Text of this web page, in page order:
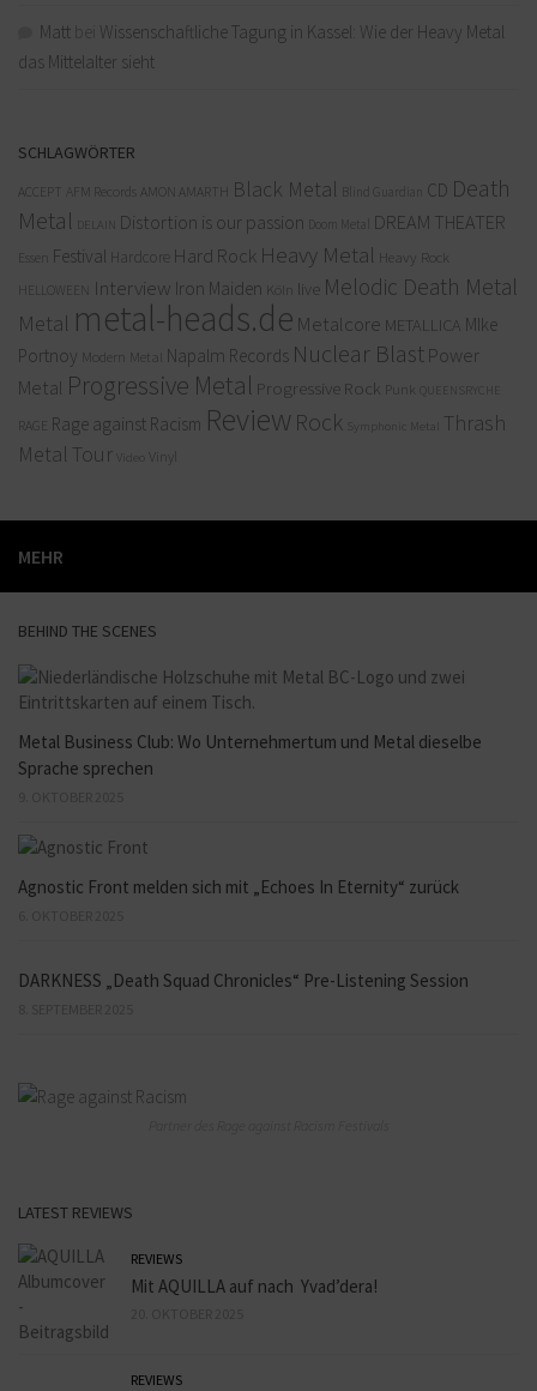
Matt
Wissenschaftliche Tagung in Kassel: Wie der Heavy Metal
das Mittelalter sieht
SCHLAGWÖRTER
ACCEPT AFM Records AMON AMARTH Black Metal Blind Guardian CD Death
Metal
DELAIN Distortion is our passion Doom Metal DREAM THEATER
Essen Festival Hardcore Hard Rock Heavy Metal Heavy Rock
HELLOWEEN Interview Iron Maiden Köln live Melodic Death Metal
Metal metal-heads.de Metalcore METALLICA MIke
Portnoy Modern Metal Napalm Records Nuclear Blast Power
Metal Progressive Metal Progressive Rock Punk QUEENSRYCHE
RAGE Rage against Racism Review Rock Symphonic Metal
Thrash
Metal Tour Video Vinyl
MEHR
BEHIND THE SCENES
Metal Business Club: Wo Unternehmertum und Metal dieselbe
Sprache sprechen
Agnostic Front melden sich mit „Echoes In Eternity“ zurück
DARKNESS „Death Squad Chronicles“ Pre-Listening Session
LATEST REVIEWS
REVIEWS
Mit AQUILLA auf nach Yvad’dera!
REVIEWS